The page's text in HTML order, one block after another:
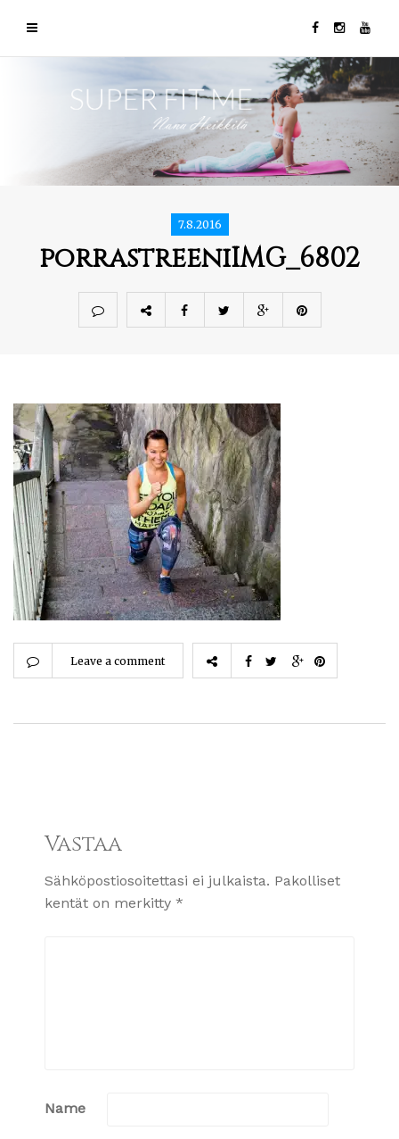
7.8.2016
porrastreeniIMG_6802
Leave a comment
Vastaa
Sähköpostiosoitettasi ei julkaista. Pakolliset
kentät on merkitty *
Name